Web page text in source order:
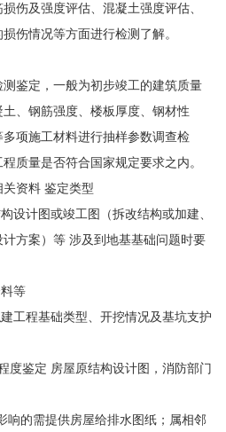
伤及强度评估、混凝土强度评估、
伤情况等方面进行检测了解。
鉴定，一般为初步竣工的建筑质量
、钢筋强度、楼板厚度、钢材性
项施工材料进行抽样参数调查检
质量是否符合国家规定要求之内。
资料 鉴定类型
设计图或竣工图（拆改结构或加建、
方案）等 涉及到地基基础问题时要
等
工程基础类型、开挖情况及基坑支护
度鉴定 房屋原结构设计图，消防部门
响的需提供房屋给排水图纸；属相邻